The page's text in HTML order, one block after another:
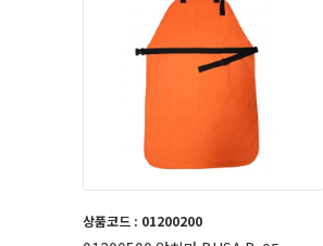
상품코드 : 01200200